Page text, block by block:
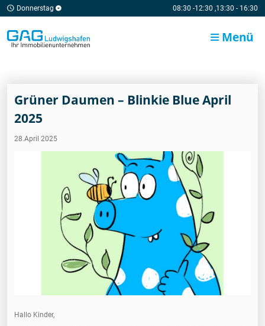
Donnerstag 08:30 -12:30 ,13:30 - 16:30
Menü
Grüner Daumen – Blinkie Blue April
2025
28.April 2025
Hallo Kinder,